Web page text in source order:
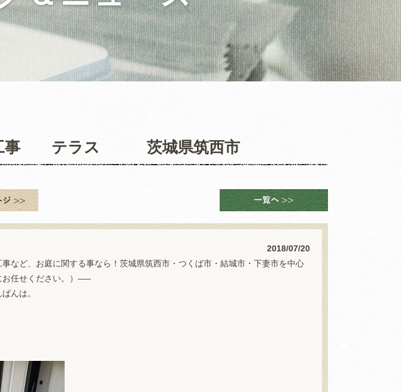
工事 テラス 茨城県筑西市
2018/07/20
など、お庭に関する事なら！茨城県筑西市・つくば市・結城市・下妻市を中心
お任せください。）—–
んは。